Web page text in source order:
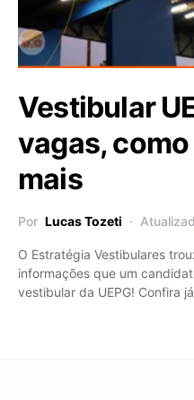
Vestibular
vagas, como
mais
Por Lucas Tozeti
O Estratégia Vestibulares
informações que um
vestibular da UEPG! Confira